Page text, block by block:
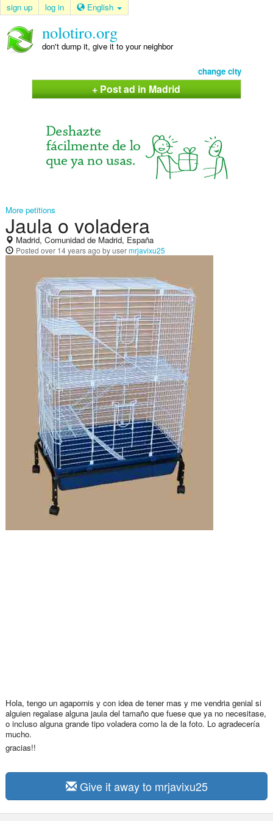
sign up log in English
nolotiro.org
don't dump it, give it to your neighbor
change city
+ Post ad in Madrid
More petitions
Jaula o voladera
Madrid, Comunidad de Madrid, España
Posted over 14 years ago by usermrjavixu25
Hola, tengo un agapornis y con idea de tener mas y me vendria genial si
alguien regalase alguna jaula del tamaño que fuese que ya no necesitase,
o incluso alguna grande tipo voladera como la de la foto. Lo agradecería
mucho.
gracias!!
Give it away to mrjavixu25